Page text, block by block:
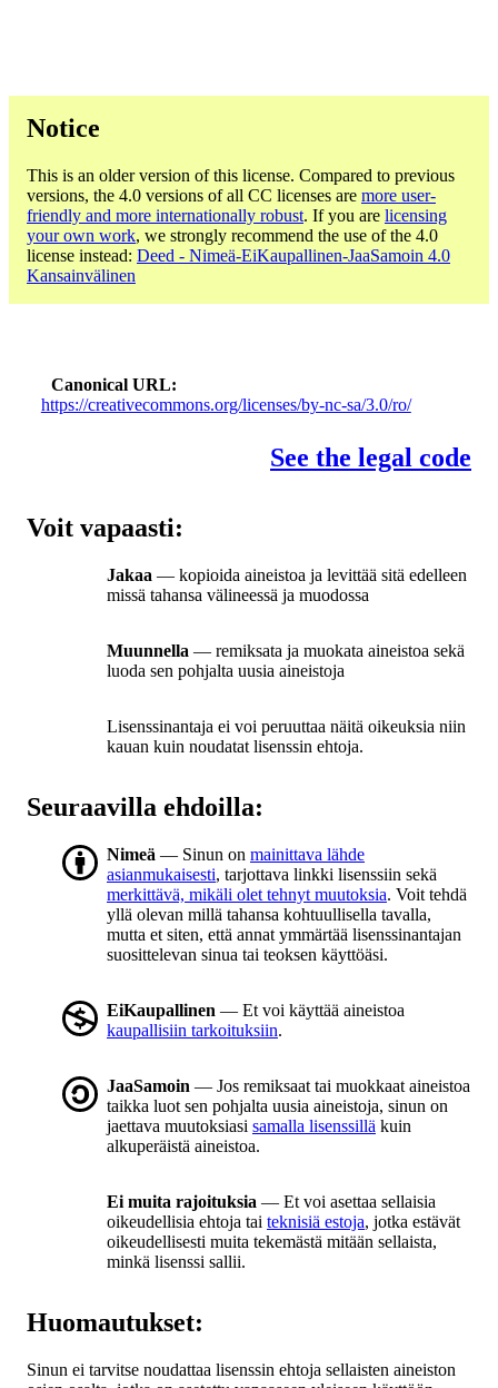
Notice
This is an older version of this license. Compared to previous
versions, the 4.0 versions of all CC licenses are more user-
friendly and more internationally robust. If you are licensing
your own work, we strongly recommend the use of the 4.0
license instead: Deed - Nimeä-EiKaupallinen-JaaSamoin 4.0
Kansainvälinen
Canonical URL
https://creativecommons.org/licenses/by-nc-sa/3.0/ro/
See the legal code
Voit vapaasti:
Jakaa — kopioida aineistoa ja levittää sitä edelleen
missä tahansa välineessä ja muodossa
Muunnella — remiksata ja muokata aineistoa sekä
luoda sen pohjalta uusia aineistoja
Lisenssinantaja ei voi peruuttaa näitä oikeuksia niin
kauan kuin noudatat lisenssin ehtoja.
Seuraavilla ehdoilla:
Nimeä — Sinun on mainittava lähde
asianmukaisesti, tarjottava linkki lisenssiin sekä
merkittävä, mikäli olet tehnyt muutoksia. Voit tehdä
yllä olevan millä tahansa kohtuullisella tavalla,
mutta et siten, että annat ymmärtää lisenssinantajan
suosittelevan sinua tai teoksen käyttöäsi.
EiKaupallinen — Et voi käyttää aineistoa
kaupallisiin tarkoituksiin.
JaaSamoin — Jos remiksaat tai muokkaat aineistoa
taikka luot sen pohjalta uusia aineistoja, sinun on
jaettava muutoksiasi samalla lisenssillä kuin
alkuperäistä aineistoa.
Ei muita rajoituksia — Et voi asettaa sellaisia
oikeudellisia ehtoja tai teknisiä estoja, jotka estävät
oikeudellisesti muita tekemästä mitään sellaista,
minkä lisenssi sallii.
Huomautukset:
Sinun ei tarvitse noudattaa lisenssin ehtoja sellaisten aineiston